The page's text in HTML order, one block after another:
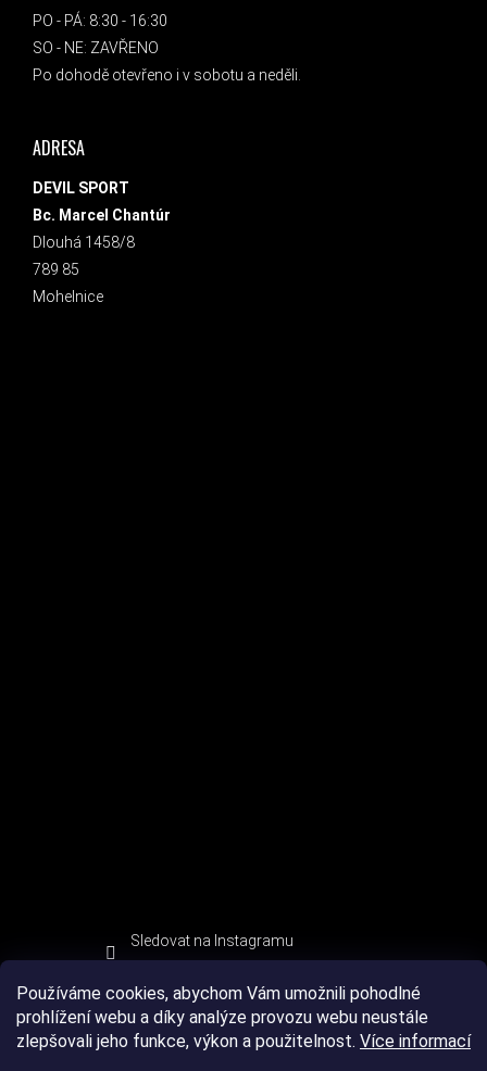
Používáme cookies, abychom Vám umožnili pohodlné
prohlížení webu a díky analýze provozu webu neustále
zlepšovali jeho funkce, výkon a použitelnost. Více informací
PO - PÁ: 8:30 - 16:30
SO - NE: ZAVŘENO
Po dohodě otevřeno i v sobotu a neděli.
ADRESA
DEVIL SPORT
Bc. Marcel Chantúr
Dlouhá 1458/8
789 85
Mohelnice
Sledovat na Instagramu